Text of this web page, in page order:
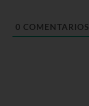
0 COMENTARIOS